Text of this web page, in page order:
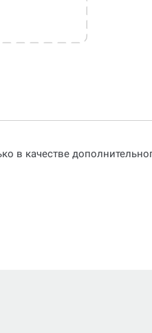
в качестве